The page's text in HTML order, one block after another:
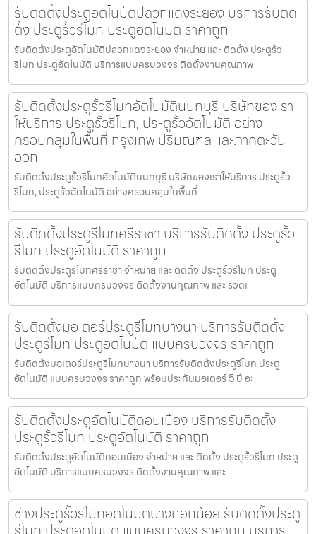
รับติดตั้งประตูอัตโนมัติปลวกแดงระยอง บริการรับติด
ตั้ง ประตูรั้วรีโมท ประตูอัตโนมัติ ราคาถูก
รับติดตั้งประตูอัตโนมัติปลวกแดงระยอง จำหน่าย และ ติดตั้ง ประตูรั้ว
รีโมท ประตูอัตโนมัติ บริการแบบครบวงจร ติดตั้งงานคุณภาพ
รับติดตั้งประตูรั้วรีโมทอัตโนมัตินนทบุรี บริษัทของเรา
ให้บริการ ประตูรั้วรีโมท, ประตูรั้วอัตโนมัติ อย่าง
ครอบคลุมในพื้นที่ กรุงเทพ ปริมณฑล และภาคตะวัน
ออก
รับติดตั้งประตูรั้วรีโมทอัตโนมัตินนทบุรี บริษัทของเราให้บริการ ประตูรั้ว
รีโมท, ประตูรั้วอัตโนมัติ อย่างครอบคลุมในพื้นที่
รับติดตั้งประตูรีโมทศรีราชา บริการรับติดตั้ง ประตูรั้ว
รีโมท ประตูอัตโนมัติ ราคาถูก
รับติดตั้งประตูรีโมทศรีราชา จำหน่าย และ ติดตั้ง ประตูรั้วรีโมท ประตู
อัตโนมัติ บริการแบบครบวงจร ติดตั้งงานคุณภาพ และ รวดเ
รับติดตั้งมอเตอร์ประตูรีโมทบางนา บริการรับติดตั้ง
ประตูรีโมท ประตูอัตโนมัติ แบบครบวงจร ราคาถูก
รับติดตั้งมอเตอร์ประตูรีโมทบางนา บริการรับติดตั้งประตูรีโมท ประตู
อัตโนมัติ แบบครบวงจร ราคาถูก พร้อมประกันมอเตอร์ 5 ปี อะ
รับติดตั้งประตูอัตโนมัติดอนเมือง บริการรับติดตั้ง
ประตูรั้วรีโมท ประตูอัตโนมัติ ราคาถูก
รับติดตั้งประตูอัตโนมัติดอนเมือง จำหน่าย และ ติดตั้ง ประตูรั้วรีโมท ประตู
อัตโนมัติ บริการแบบครบวงจร ติดตั้งงานคุณภาพ และ
ช่างประตูรั้วรีโมทอัตโนมัติบางกอกน้อย รับติดตั้งประตู